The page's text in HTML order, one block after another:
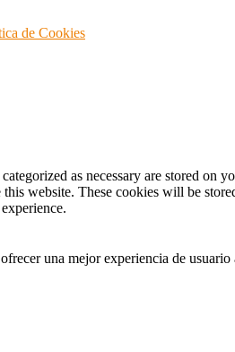
de Cookies
as necessary are stored on
website. These cookies will be
una mejor experiencia de usuario